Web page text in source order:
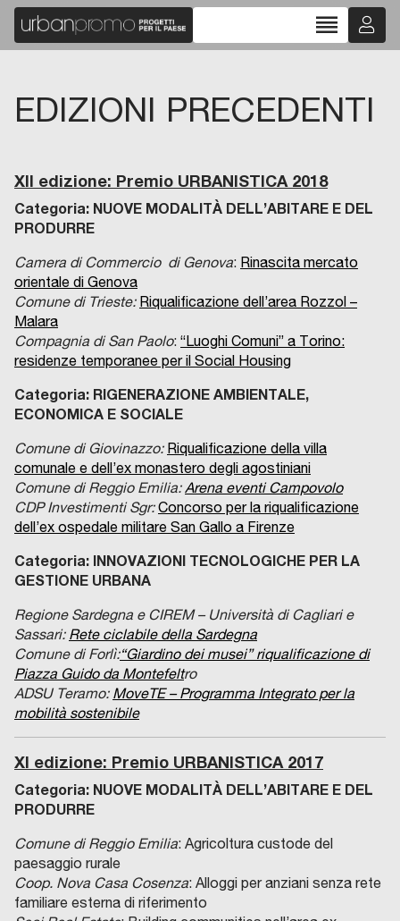
reorder
EDIZIONI PRECEDENTI
XII edizione: Premio URBANISTICA 2018
Categoria: NUOVE MODALITÀ DELL’ABITARE E DEL
PRODURRE
Camera di Commercio di Genova: Rinascita mercato
orientale di Genova
Comune di Trieste: Riqualificazione dell’area Rozzol –
Malara
Compagnia di San Paolo: “Luoghi Comuni” a Torino:
residenze temporanee per il Social Housing
Categoria: RIGENERAZIONE AMBIENTALE,
ECONOMICA E SOCIALE
Comune di Giovinazzo: Riqualificazione della villa
comunale e dell’ex monastero degli agostiniani
Comune di Reggio Emilia:Arena eventi Campovolo
CDP Investimenti Sgr:Concorso per la riqualificazione
dell’ex ospedale militare San Gallo a Firenze
Categoria: INNOVAZIONI TECNOLOGICHE PER LA
GESTIONE URBANA
Regione Sardegna e CIREM – Università di Cagliari e
Sassari: Rete ciclabile della Sardegna
Comune di Forlì:“Giardino dei musei” riqualificazione di
Piazza Guido da Montefeltro
ADSU Teramo: MoveTE – Programma Integrato per la
mobilità sostenibile
XI edizione: Premio URBANISTICA 2017
Categoria: NUOVE MODALITÀ DELL’ABITARE E DEL
PRODURRE
Comune di Reggio Emilia: Agricoltura custode del
paesaggio rurale
Coop. Nova Casa Cosenza: Alloggi per anziani senza rete
familiare esterna di riferimento